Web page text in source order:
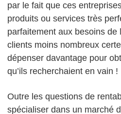
par le fait que ces
produits ou services très
parfaitement aux besoins de
clients moins nombreux
dépenser davantage pour
qu’ils recherchaient en vain !
Outre les questions de
spécialiser dans un marché